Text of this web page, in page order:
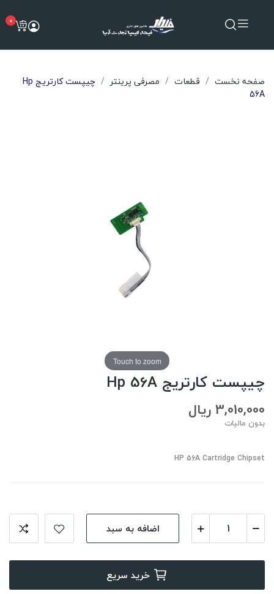
0
صفحه نخست قطعات مصرفی پرینتر
چیپست کارتریج Hp
56A
Touch to zoom
چیپست کارتریج Hp 56A
3,010,000 ریال
بدون مالیات
HP 56A Cartridge Chipset
اضافه به سبد
خرید سریع